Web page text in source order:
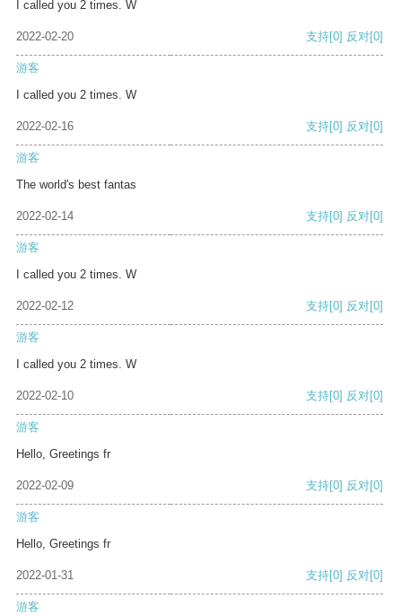
I called you 2 times. W
2022-02-20 支持[0] 反对[0]
游客
I called you 2 times. W
2022-02-16 支持[0] 反对[0]
游客
The world's best fantas
2022-02-14 支持[0] 反对[0]
游客
I called you 2 times. W
2022-02-12 支持[0] 反对[0]
游客
I called you 2 times. W
2022-02-10 支持[0] 反对[0]
游客
Hello, Greetings fr
2022-02-09 支持[0] 反对[0]
游客
Hello, Greetings fr
2022-01-31 支持[0] 反对[0]
游客